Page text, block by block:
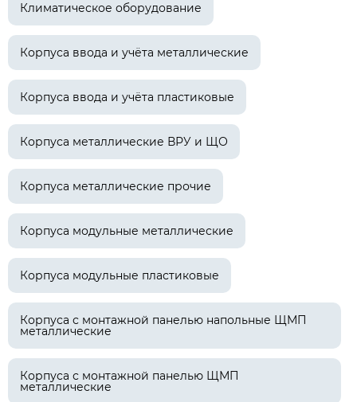
Климатическое оборудование
Корпуса ввода и учёта металлические
Корпуса ввода и учёта пластиковые
Корпуса металлические ВРУ и ЩО
Корпуса металлические прочие
Корпуса модульные металлические
Корпуса модульные пластиковые
Корпуса с монтажной панелью напольные ЩМП
металлические
Корпуса с монтажной панелью ЩМП
металлические